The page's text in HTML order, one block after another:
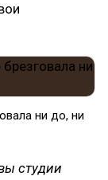
ни до, ни
студии